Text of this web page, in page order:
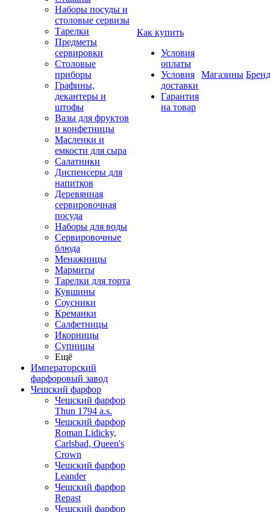
Наборы посуды и
столовые сервизы
Тарелки
Предметы
сервировки
Столовые
приборы
Графины,
декантеры и
штофы
Вазы для фруктов
и конфетницы
Масленки и
емкости для сыра
Салатники
Диспенсеры для
напитков
Деревянная
сервировочная
посуда
Наборы для воды
Сервировочные
блюда
Менажницы
Мармиты
Тарелки для торта
Кувшины
Соусники
Креманки
Салфетницы
Икорницы
Супницы
Ещё
Императорский
фарфоровый завод
Чешский фарфор
Чешский фарфор
Thun 1794 a.s.
Чешский фарфор
Roman Lidicky,
Carlsbad, Queen's
Crown
Чешский фарфор
Leander
Чешский фарфор
Repast
Чешский фарфор
Как купить
Условия
оплаты
Условия
доставки
Гарантия
на товар
Магазины